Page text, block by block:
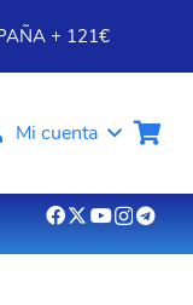
+ 121€
Mi cuenta